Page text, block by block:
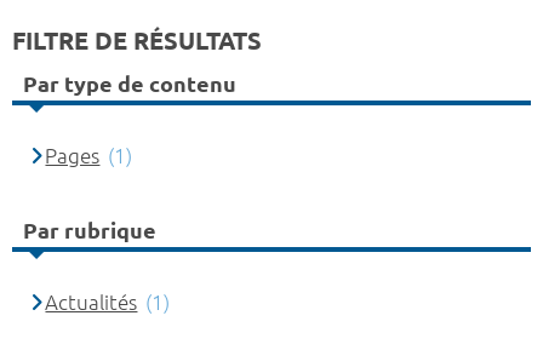
FILTRE DE RÉSULTATS
Par type de contenu
Pages (1)
Par rubrique
Actualités (1)